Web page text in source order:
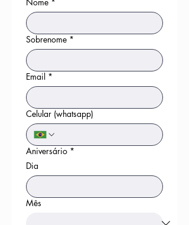
Sobrenome *
Email *
Celular (whatsapp)
Aniversário *
Dia
Mês